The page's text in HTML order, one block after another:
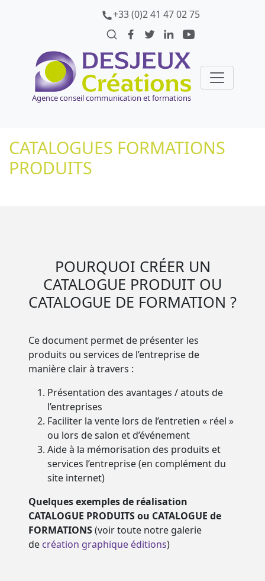
+33 (0)2 41 47 02 75
Agence conseil communication et formations
CATALOGUES FORMATIONS
PRODUITS
POURQUOI CRÉER UN
CATALOGUE PRODUIT OU
CATALOGUE DE FORMATION ?
Ce document permet de présenter les
produits ou services de l’entreprise de
manière clair à travers :
Présentation des avantages / atouts de
l’entreprises
Faciliter la vente lors de l’entretien « réel »
ou lors de salon et d’événement
Aide à la mémorisation des produits et
services l’entreprise (en complément du
site internet)
Quelques exemples de réalisation
CATALOGUE PRODUITS ou CATALOGUE de
FORMATIONS(voir toute notre galerie
de création graphique éditions)